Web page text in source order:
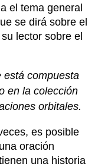
el tema general
se dirá sobre el
lector sobre el
está compuesta
en la colección
orbitales.
es posible
oración
una historia